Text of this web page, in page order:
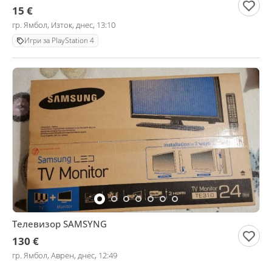
15 €
гр. Ямбол, Изток, днес, 13:10
Игри за PlayStation 4
Телевизор SAMSYNG
130 €
гр. Ямбол, Аврен, днес, 12:49